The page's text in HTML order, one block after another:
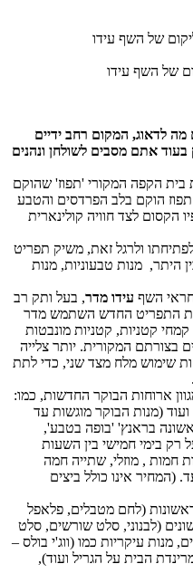
עידו
המקום רחב ידיים
מסבים לשולחן ונהנים
המקורי 'תפוז' שהוקם
הוקם בלב הפרדסים והטבע
לצד חוויה קולינארית
4 שנים לפתיחתו ולרגל זאת, משיק תפריט
טבעוניות, מנות
עידו מדר, בעל ותק רב
החדש השתמש מדר
קטניות מונבטות
המקורית. יותר צלייה
מלח מצד שני, כדי לתת
הבוקר החדשות, כמו:
הבוקר מוגשות עד
בראנץ' 'בופה בטבע',
חמישי בין השעות
, מוזלי, שתייה חמה
(המחיר אינו כולל ביצים
(לחם מטבלים, פלאפל
סלט שורשים, סלט
כמו (ווג'י בולס –
על הגריל ועוד),